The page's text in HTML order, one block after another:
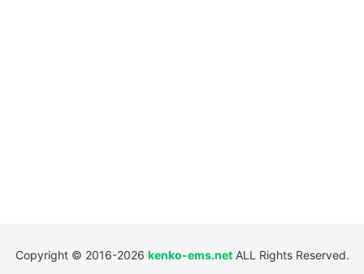
Copyright © 2016-2026 kenko-ems.netALL Rights Reserved.